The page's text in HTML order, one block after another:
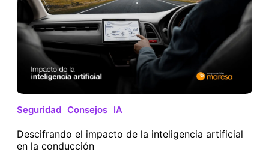
Seguridad Consejos IA
Descifrando el impacto de la inteligencia artificial
en la conducción